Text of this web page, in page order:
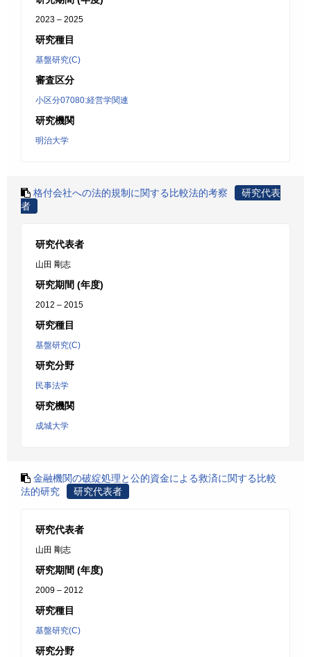
2023 – 2025
研究種目
基盤研究(C)
審査区分
小区分07080:経営学関連
研究機関
明治大学
格付会社への法的規制に関する比較法的考察
研究代表
者
研究代表者
山田 剛志
研究期間 (年度)
2012 – 2015
研究種目
基盤研究(C)
研究分野
民事法学
研究機関
成城大学
金融機関の破綻処理と公的資金による救済に関する比較
法的研究
研究代表者
研究代表者
山田 剛志
研究期間 (年度)
2009 – 2012
研究種目
基盤研究(C)
研究分野